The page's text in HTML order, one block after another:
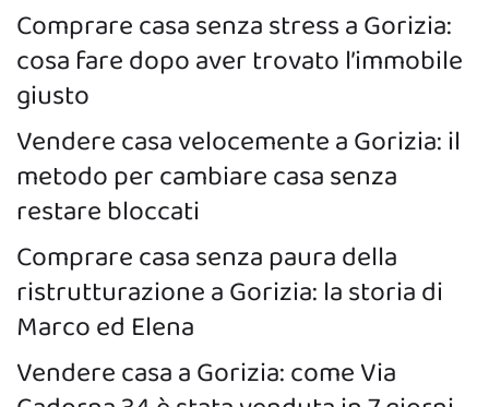
Comprare casa senza stress a Gorizia:
cosa fare dopo aver trovato l’immobile
giusto
Vendere casa velocemente a Gorizia: il
metodo per cambiare casa senza
restare bloccati
Comprare casa senza paura della
ristrutturazione a Gorizia: la storia di
Marco ed Elena
Vendere casa a Gorizia: come Via